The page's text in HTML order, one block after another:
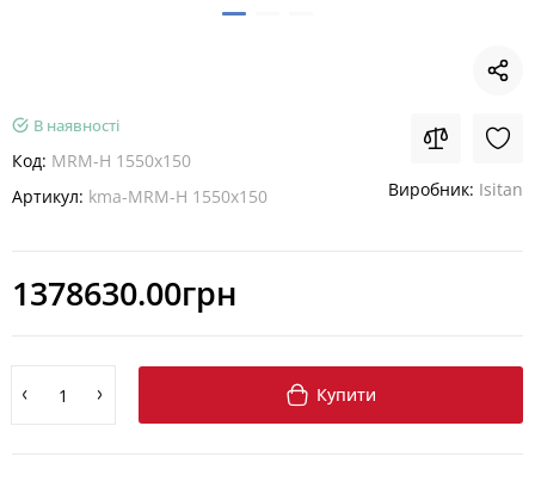
В наявності
Код: MRM-H 1550x150
Артикул: kma-MRM-H 1550x150 Виробник: Isitan
1378630.00грн
Купити